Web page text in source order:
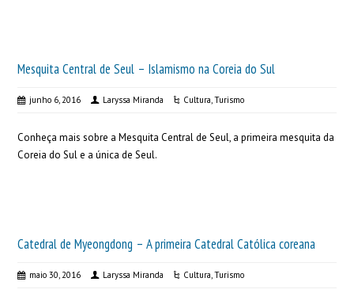
Mesquita Central de Seul – Islamismo na Coreia do Sul
junho 6, 2016 Laryssa Miranda Cultura,Turismo
Conheça mais sobre a Mesquita Central de Seul, a primeira mesquita da
Coreia do Sul e a única de Seul.
Catedral de Myeongdong – A primeira Catedral Católica coreana
maio 30, 2016 Laryssa Miranda Cultura,Turismo